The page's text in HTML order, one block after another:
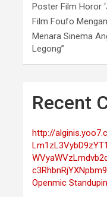
Poster Film Horor
Film Foufo
Menara Sinema
Legong”
Recent
http://
Openmic